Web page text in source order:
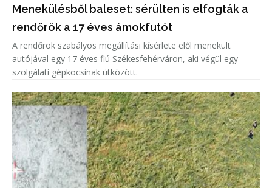
Menekülésből baleset: sérülten is elfogták a
rendőrök a 17 éves ámokfutót
A rendőrök szabályos megállítási kísérlete elől menekült
autójával egy 17 éves fiú Székesfehérváron, aki végül egy
szolgálati gépkocsinak ütközött.